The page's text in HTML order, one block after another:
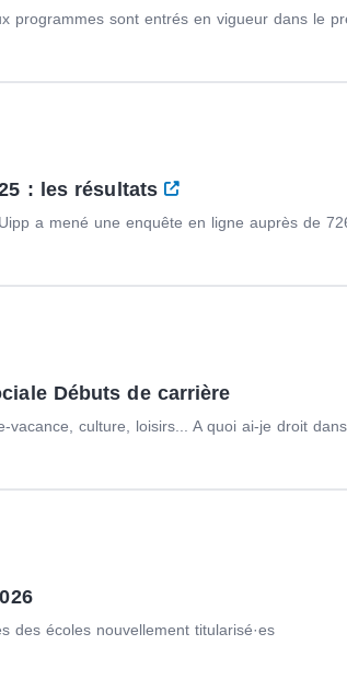
programmes sont entrés en vigueur dans le
: les résultats
a mené une enquête en ligne auprès de
Débuts de carrière
culture, loisirs... A quoi ai-je droit dans
des écoles nouvellement titularisé·es